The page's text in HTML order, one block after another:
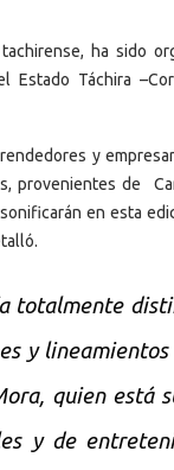
ha sido
Estado Táchira
y
provenientes de
en esta
totalmente
y
quien está
y de